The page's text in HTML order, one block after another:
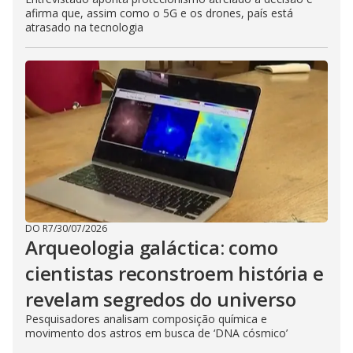
afirma que, assim como o 5G e os drones, país está
atrasado na tecnologia
DO R7/30/07/2026
Arqueologia galáctica: como
cientistas reconstroem história e
revelam segredos do universo
Pesquisadores analisam composição química e
movimento dos astros em busca de ‘DNA cósmico’